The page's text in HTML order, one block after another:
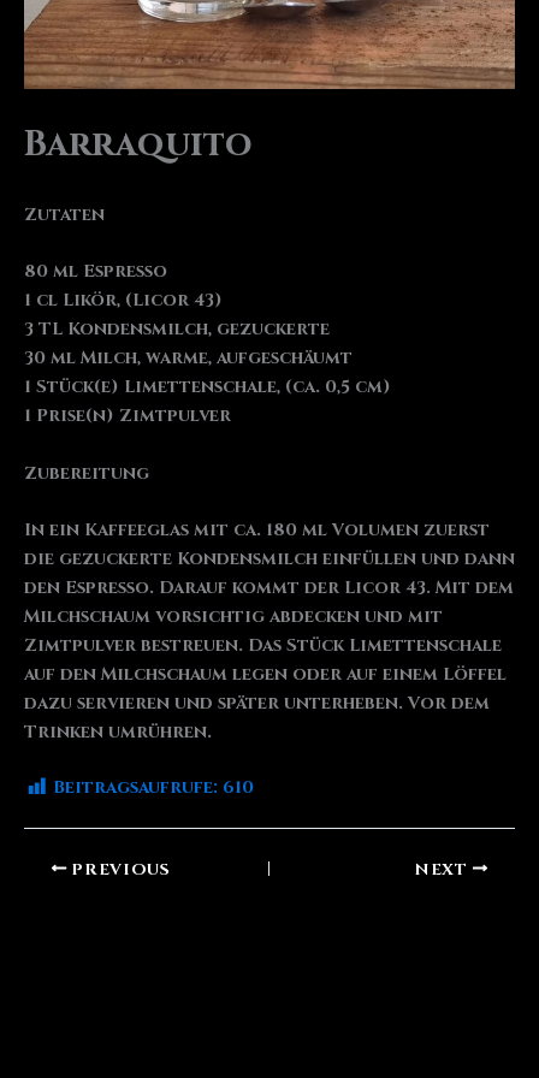
Barraquito
Zutaten
80 ml Espresso
1 cl Likör, (Licor 43)
3 TL Kondensmilch, gezuckerte
30 ml Milch, warme, aufgeschäumt
1 Stück(e) Limettenschale, (ca. 0,5 cm)
1 Prise(n) Zimtpulver
Zubereitung
In ein Kaffeeglas mit ca. 180 ml Volumen zuerst
die gezuckerte Kondensmilch einfüllen und dann
den Espresso. Darauf kommt der Licor 43. Mit dem
Milchschaum vorsichtig abdecken und mit
Zimtpulver bestreuen. Das Stück Limettenschale
auf den Milchschaum legen oder auf einem Löffel
dazu servieren und später unterheben. Vor dem
Trinken umrühren.
Beitragsaufrufe: 610
PREVIOUS NEXT